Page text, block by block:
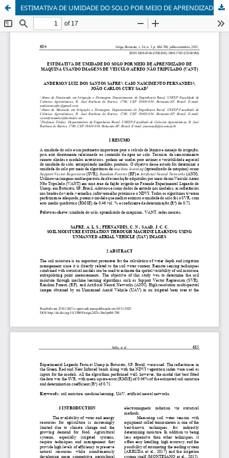
ESTIMATIVA DE UMIDADE DO SOLO POR MEIO DE APRENDIZADO DE MÁQUINA USANDO IMAGENS DE VEICULO AÉREO NÃO TRIPULADO (VANT)